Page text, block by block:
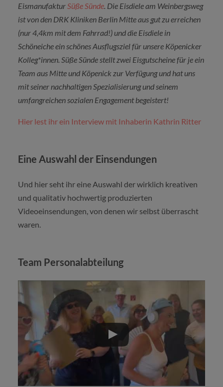
EismanufakturSüße Sünde. Die Eisdiele am Weinbergsweg
ist von den DRK Kliniken Berlin Mitte aus gut zu erreichen
(nur 4,4km mit dem Fahrrad!) und die Eisdiele in
Schöneiche ein schönes Ausflugsziel für unsere Köpenicker
Kolleg*innen. Süße Sünde stellt zwei Eisgutscheine für je ein
Team aus Mitte und Köpenick zur Verfügung und hat uns
mit seiner nachhaltigen Spezialisierung und seinem
umfangreichen sozialen Engagement begeistert!
Hier lest ihr ein Interview mit Inhaberin Kathrin Ritter
Eine Auswahl der Einsendungen
Und hier seht ihr eine Auswahl der wirklich kreativen
und qualitativ hochwertig produzierten
Videoeinsendungen, von denen wir selbst überrascht
waren.
Team Personalabteilung